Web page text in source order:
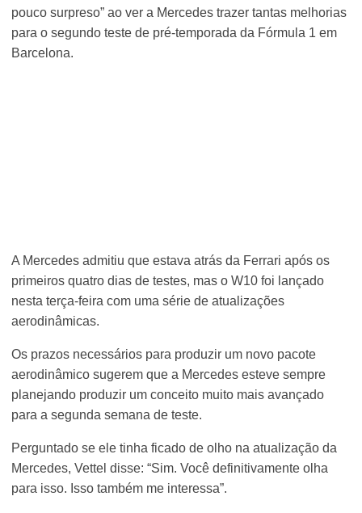
pouco surpreso” ao ver a Mercedes trazer tantas melhorias
para o segundo teste de pré-temporada da Fórmula 1 em
Barcelona.
A Mercedes admitiu que estava atrás da Ferrari após os
primeiros quatro dias de testes, mas o W10 foi lançado
nesta terça-feira com uma série de atualizações
aerodinâmicas.
Os prazos necessários para produzir um novo pacote
aerodinâmico sugerem que a Mercedes esteve sempre
planejando produzir um conceito muito mais avançado
para a segunda semana de teste.
Perguntado se ele tinha ficado de olho na atualização da
Mercedes, Vettel disse: “Sim. Você definitivamente olha
para isso. Isso também me interessa”.